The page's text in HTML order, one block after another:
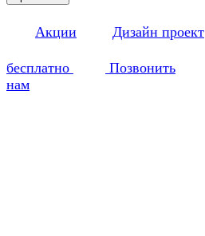
Акции Дизайн проект
бесплатно
Позвонить
нам